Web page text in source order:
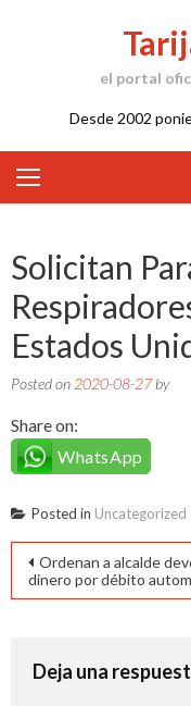
el portal
Desde 2002
Solicitan
Estados
Posted on 2020-08-27by
Share on:
WhatsApp
Posted in Uncategorized
Navegación
de
Ordenan a alcalde
dinero por débito
Deja una